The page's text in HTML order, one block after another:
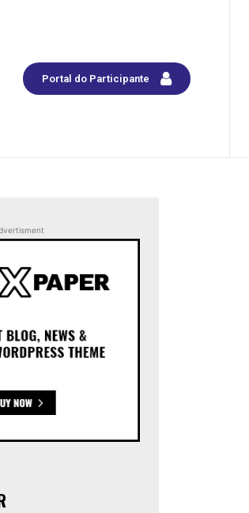
Portal do Participante